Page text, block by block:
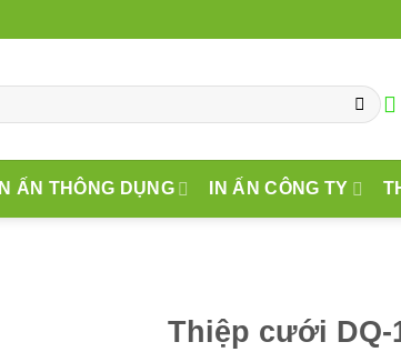
IN ẤN THÔNG DỤNG IN ẤN CÔNG TY
Thiệp cưới DQ-